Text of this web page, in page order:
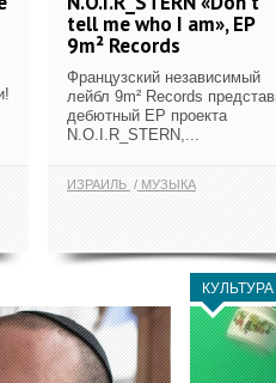
tell me who I am», EP
9m² Records
Французский независимый
лейбл 9m² Records
дебютный ЕР проекта
N.O.I.R_STERN,...
ИЗРАИЛЬ МУЗЫКА
КУЛЬТУРА